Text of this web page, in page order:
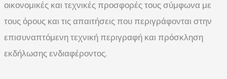
οικονομικές και τεχνικές προσφορές τους σύμφωνα με
τους όρους και τις απαιτήσεις που περιγράφονται στην
επισυναπτόμενη τεχνική περιγραφή και πρόσκληση
εκδήλωσης ενδιαφέροντος.